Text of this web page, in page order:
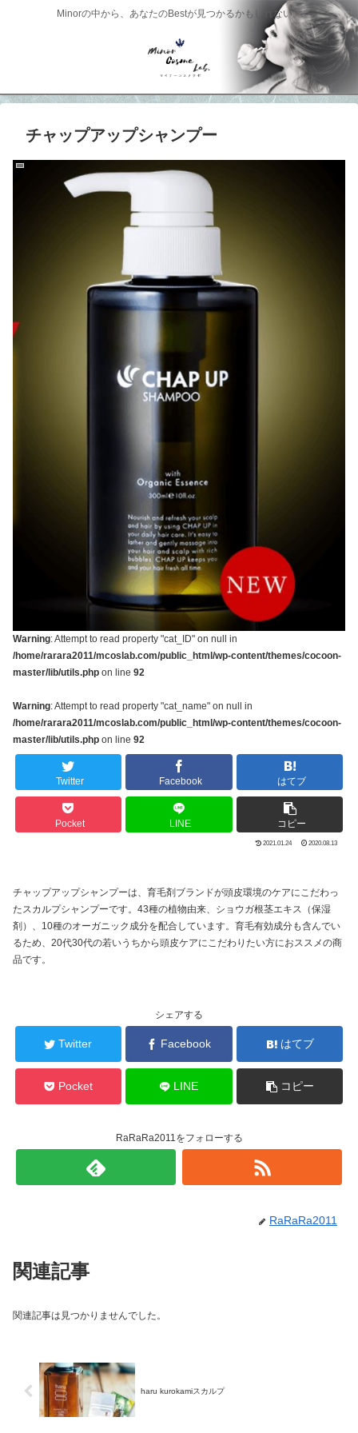
Minorの中から、あなたのBestが見つかるかもしれない。
チャップアップシャンプー
Warning: Attempt to read property "cat_ID" on null in
/home/rarara2011/mcoslab.com/public_html/wp-content/themes/cocoon-
master/lib/utils.php on line 92
Warning: Attempt to read property "cat_name" on null in
/home/rarara2011/mcoslab.com/public_html/wp-content/themes/cocoon-
master/lib/utils.php on line 92
Twitter Facebook はてブ
Pocket LINE コピー
2021.01.24 2020.08.13
チャップアップシャンプーは、育毛剤ブランドが頭皮環境のケアにこだわっ
たスカルプシャンプーです。43種の植物由来、ショウガ根茎エキス（保湿
剤）、10種のオーガニック成分を配合しています。育毛有効成分も含んでい
るため、20代30代の若いうちから頭皮ケアにこだわりたい方におススメの商
品です。
シェアする
Twitter Facebook はてブ
Pocket LINE コピー
RaRaRa2011をフォローする
RaRaRa2011
関連記事
関連記事は見つかりませんでした。
haru kurokamiスカルプ